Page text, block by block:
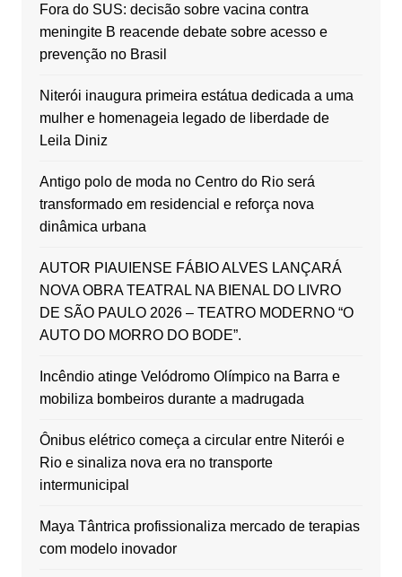
Fora do SUS: decisão sobre vacina contra
meningite B reacende debate sobre acesso e
prevenção no Brasil
Niterói inaugura primeira estátua dedicada a uma
mulher e homenageia legado de liberdade de
Leila Diniz
Antigo polo de moda no Centro do Rio será
transformado em residencial e reforça nova
dinâmica urbana
AUTOR PIAUIENSE FÁBIO ALVES LANÇARÁ
NOVA OBRA TEATRAL NA BIENAL DO LIVRO
DE SÃO PAULO 2026 – TEATRO MODERNO “O
AUTO DO MORRO DO BODE”.
Incêndio atinge Velódromo Olímpico na Barra e
mobiliza bombeiros durante a madrugada
Ônibus elétrico começa a circular entre Niterói e
Rio e sinaliza nova era no transporte
intermunicipal
Maya Tântrica profissionaliza mercado de terapias
com modelo inovador